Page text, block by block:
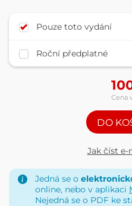
Pouze toto vydání
Roční předplatné
Cena
DO
Jak číst e-
Jedná se o
online, nebo v aplikaci
Nejedná se o PDF ke